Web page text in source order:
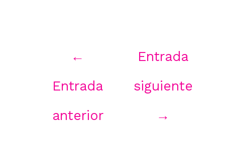
←
Entrada
anterior
Entrada
siguiente
→